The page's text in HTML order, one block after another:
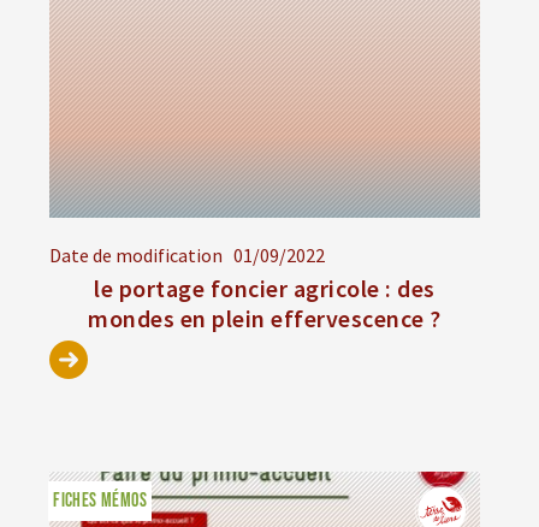
Date de modification 01/09/2022
le portage foncier agricole : des
mondes en plein effervescence ?
FICHES MÉMOS